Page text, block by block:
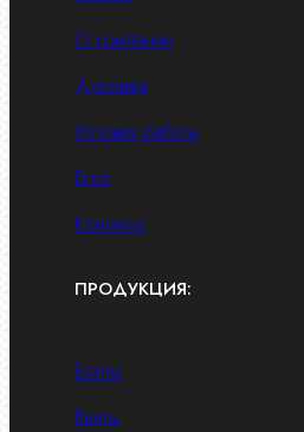
О компании
Доставка
Условия работы
Блог
Контакты
ПРОДУКЦИЯ:
Болты
Винты